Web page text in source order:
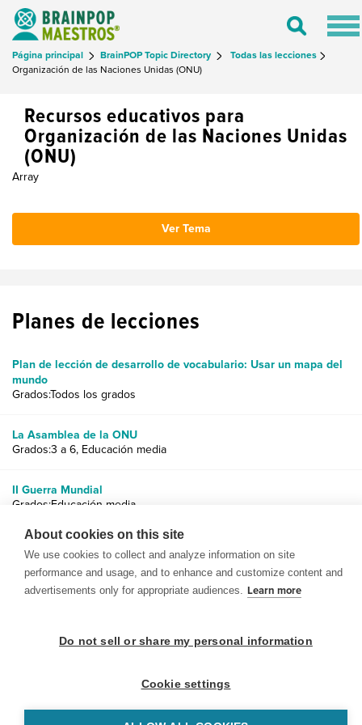
Toggle
Página principal BrainPOP Topic Directory
Todas las lecciones
Organización de las Naciones Unidas (ONU)
Recursos educativos para
Organización de las Naciones Unidas
(ONU)
Array
Ver Tema
Planes de lecciones
Plan de lección de desarrollo de vocabulario: Usar un mapa del
mundo
Grados:Todos los grados
La Asamblea de la ONU
Grados:3 a 6, Educación media
II Guerra Mundial
Grados:Educación media
. Built by
About cookies on this site
We use cookies to collect and analyze information on site
performance and usage, and to enhance and customize content and
advertisements only for appropriate audiences. Learn more
Do not sell or share my personal information
Cookie settings